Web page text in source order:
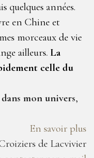
quelques années.
en Chine et
morceaux de vie
ailleurs. La
celle du
mon univers,
En savoir plus
de Lacvivier